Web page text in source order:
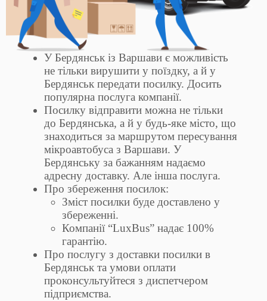
У Бердянськ із Варшави є можливість
не тільки вирушити у поїздку, а й у
Бердянськ передати посилку. Досить
популярна послуга компанії.
Посилку відправити можна не тільки
до Бердянська, а й у будь-яке місто, що
знаходиться за маршрутом пересування
мікроавтобуса з Варшави. У
Бердянську за бажанням надаємо
адресну доставку. Але інша послуга.
Про збереження посилок:
Зміст посилки буде доставлено у
збереженні.
Компанії “LuxBus” надає 100%
гарантію.
Про послугу з доставки посилки в
Бердянськ та умови оплати
проконсультуйтеся з диспетчером
підприємства.